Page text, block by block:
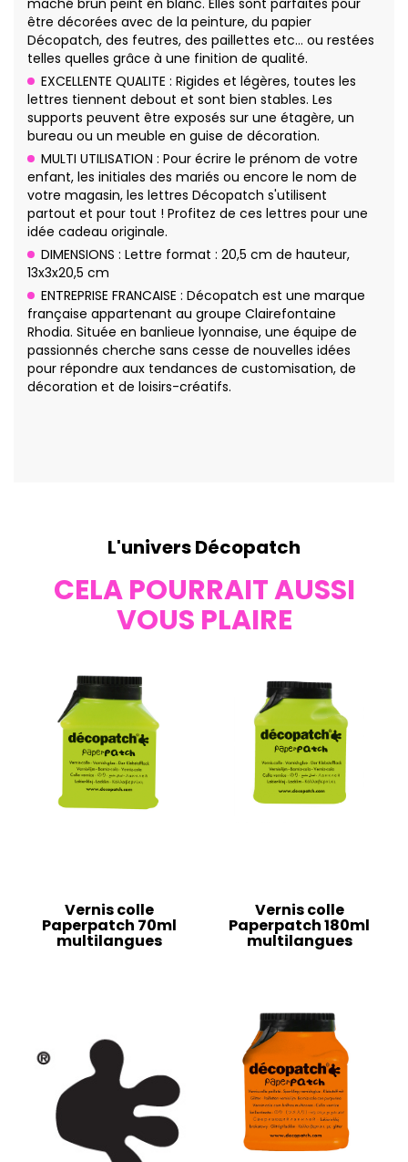
maché brun peint en blanc. Elles sont parfaites pour
être décorées avec de la peinture, du papier
Décopatch, des feutres, des paillettes etc… ou restées
telles quelles grâce à une finition de qualité.
EXCELLENTE QUALITE : Rigides et légères, toutes les
lettres tiennent debout et sont bien stables. Les
supports peuvent être exposés sur une étagère, un
bureau ou un meuble en guise de décoration.
MULTI UTILISATION : Pour écrire le prénom de votre
enfant, les initiales des mariés ou encore le nom de
votre magasin, les lettres Décopatch s'utilisent
partout et pour tout ! Profitez de ces lettres pour une
idée cadeau originale.
DIMENSIONS : Lettre format : 20,5 cm de hauteur,
13x3x20,5 cm
ENTREPRISE FRANCAISE : Décopatch est une marque
française appartenant au groupe Clairefontaine
Rhodia. Située en banlieue lyonnaise, une équipe de
passionnés cherche sans cesse de nouvelles idées
pour répondre aux tendances de customisation, de
décoration et de loisirs-créatifs.
L'univers Décopatch
CELA POURRAIT AUSSI
VOUS PLAIRE
Vernis colle
Paperpatch 70ml
multilangues
Vernis colle
Paperpatch 180ml
multilangues